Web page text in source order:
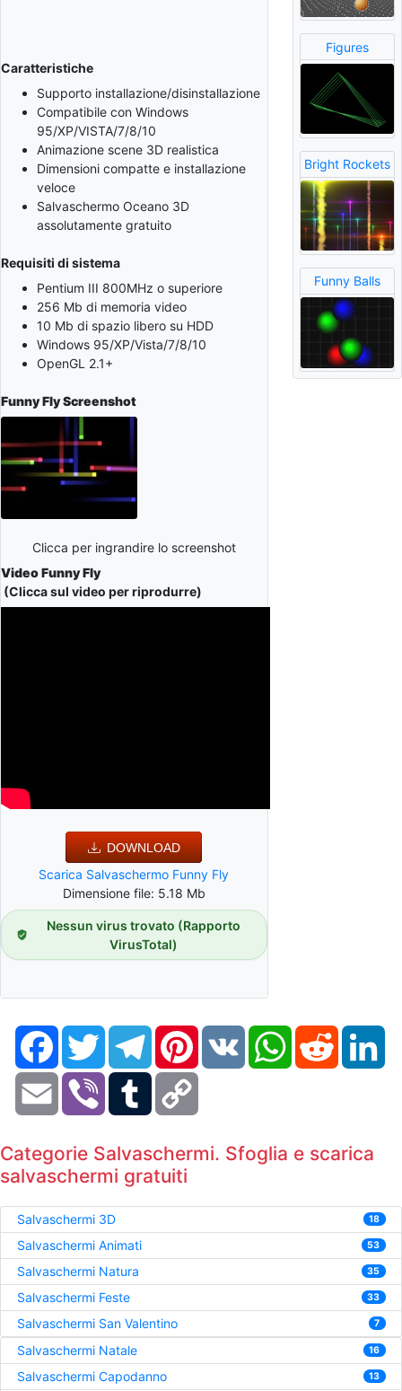
Caratteristiche
Supporto installazione/disinstallazione
Compatibile con Windows
95/XP/VISTA/7/8/10
Animazione scene 3D realistica
Dimensioni compatte e installazione
veloce
Salvaschermo Oceano 3D
assolutamente gratuito
Requisiti di sistema
Pentium III 800MHz o superiore
256 Mb di memoria video
10 Mb di spazio libero su HDD
Windows 95/XP/Vista/7/8/10
OpenGL 2.1+
Funny FlyScreenshot
Clicca per ingrandire lo screenshot
Video Funny Fly
(Clicca sul video per riprodurre)
DOWNLOAD
Scarica Salvaschermo Funny Fly
Dimensione file: 5.18 Mb
Nessun virus trovato (Rapporto
VirusTotal)
Figures
Bright Rockets
Funny Balls
FacebookTwitter TelegramPinterestVK WhatsAppReddit
Email Viber Tumblr
Categorie Salvaschermi. Sfoglia e scarica
salvaschermi gratuiti
Salvaschermi 3D 18
Salvaschermi Animati 53
Salvaschermi Natura 35
Salvaschermi Feste 33
Salvaschermi San Valentino 7
Salvaschermi Natale 16
Salvaschermi Capodanno 13